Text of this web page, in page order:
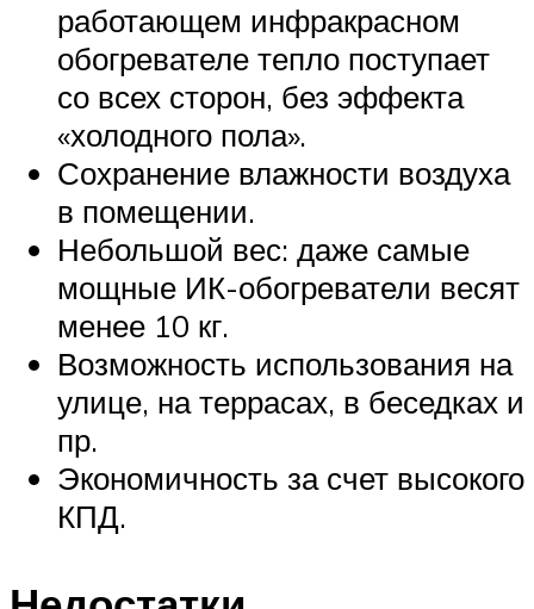
работающем инфракрасном
обогревателе тепло поступает
со всех сторон, без эффекта
«холодного пола».
Сохранение влажности воздуха
в помещении.
Небольшой вес: даже самые
мощные ИК-обогреватели весят
менее 10 кг.
Возможность использования на
улице, на террасах, в беседках и
пр.
Экономичность за счет высокого
КПД.